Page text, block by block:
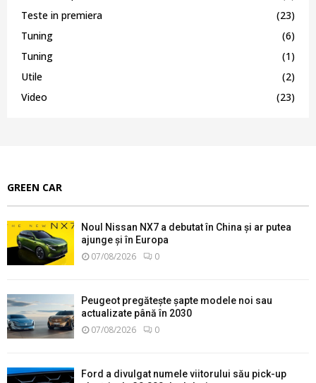
Teste in premiera
(23)
Tuning
(6)
Tuning
(1)
Utile
(2)
Video
(23)
GREEN CAR
Noul Nissan NX7 a debutat în China și ar putea
ajunge și în Europa
07/08/2026 0
Peugeot pregătește șapte modele noi sau
actualizate până în 2030
07/08/2026 0
Ford a divulgat numele viitorului său pick-up